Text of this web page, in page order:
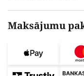
Maksājumu